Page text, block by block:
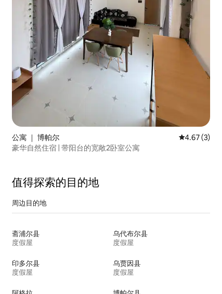
公寓 ｜ 博帕尔 平均评分
4.67 (3)
豪华自然住宿 | 带阳台的宽敞2卧室公寓
值得探索的目的地
周边目的地
斋浦尔县
度假屋
乌代布尔县
度假屋
印多尔县
度假屋
乌贾因县
度假屋